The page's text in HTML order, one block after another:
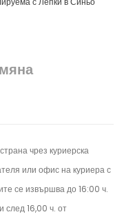
чрез куриерска
или офис на куриера с
се извършва до 16:00 ч.
след 16,00 ч. от